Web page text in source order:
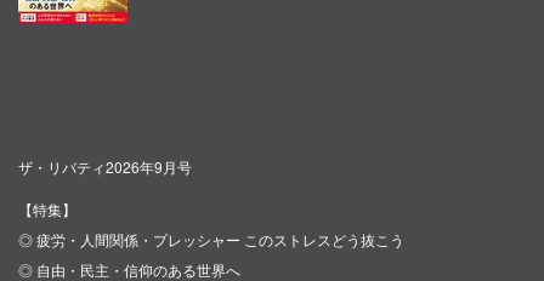
ザ・リバティ2026年9月号
【特集】
◎ 疲労・人間関係・プレッシャー このストレスどう抜こう
◎ 自由・民主・信仰のある世界へ